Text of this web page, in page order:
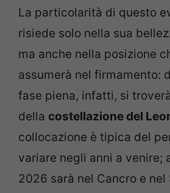
La particolarità di questo
risiede solo nella sua
ma anche nella posizione
assumerà nel firmamento:
fase piena, infatti, si
della costellazione del
collocazione è tipica del
variare negli anni a venire;
2026 sarà nel Cancro e nel